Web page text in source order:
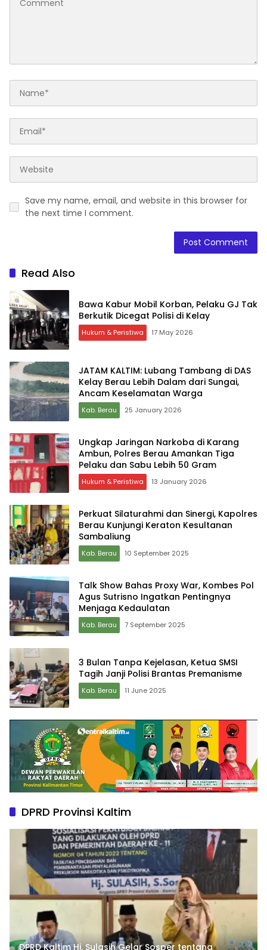
Save my name, email, and website in this browser for
the next time I comment.
Read Also
Bawa Kabur Mobil Korban, Pelaku GJ Tak
Berkutik Dicegat Polisi di Kelay
Hukum & Peristiwa 17 May 2026
JATAM KALTIM: Lubang Tambang di DAS
Kelay Berau Lebih Dalam dari Sungai,
Ancam Keselamatan Warga
Kab. Berau 25 January 2026
Ungkap Jaringan Narkoba di Karang
Ambun, Polres Berau Amankan Tiga
Pelaku dan Sabu Lebih 50 Gram
Hukum & Peristiwa 13 January 2026
Perkuat Silaturahmi dan Sinergi, Kapolres
Berau Kunjungi Keraton Kesultanan
Sambaliung
Kab. Berau 10 September 2025
Talk Show Bahas Proxy War, Kombes Pol
Agus Sutrisno Ingatkan Pentingnya
Menjaga Kedaulatan
Kab. Berau 7 September 2025
3 Bulan Tanpa Kejelasan, Ketua SMSI
Tagih Janji Polisi Brantas Premanisme
Kab. Berau 11 June 2025
DPRD Provinsi Kaltim
DPRD Kaltim Hj. Sulasih Gelar Sosper tentang